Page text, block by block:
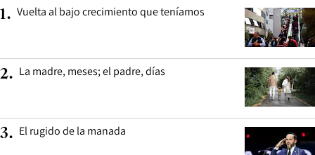
1. Vuelta al bajo crecimiento que teníamos
2. La madre, meses; el padre, días
3. El rugido de la manada